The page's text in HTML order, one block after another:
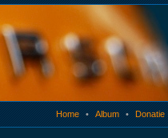
Home • Album • Donatie